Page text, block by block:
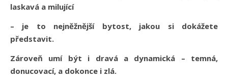
laskavá a milující
– je to nejněžnější bytost, jakou si dokážete
představit.
Zároveň umí být i dravá a dynamická – temná,
donucovací, a dokonce i zlá.